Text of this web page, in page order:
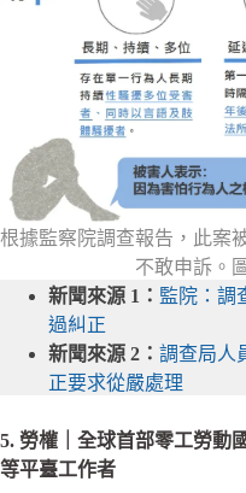
根據監察院調查報告，此案
不敢申訴。圖
新聞來源 1： 監院：調
過糾正
新聞來源 2： 調查局人
正要求從嚴處理
5. 勞權｜全球首部零工勞動
等平臺工作者